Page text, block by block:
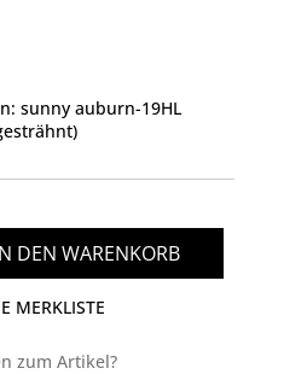
sunny auburn-19HL
DEN WARENKORB
MERKLISTE
zum Artikel?